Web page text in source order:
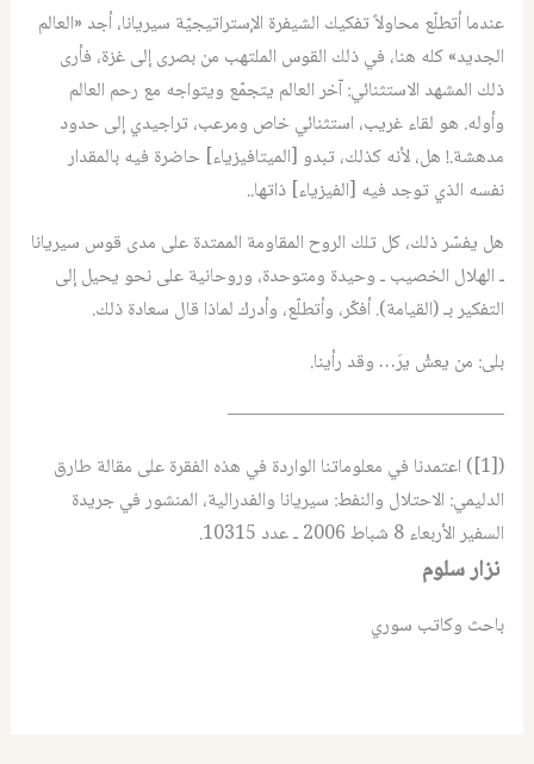
عندما أتطلّع محاولاً تفكيك الشيفرة الإستراتيجيّة سيريانا، أجد «العالم
الجديد» كله هنا، في ذلك القوس الملتهب من بصرى إلى غزة، فأرى
ذلك المشهد الاستثنائي: آخر العالم يتجمّع ويتواجه مع رحم العالم
وأوله. هو لقاء غريب، استثنائي خاص ومرعب، تراجيدي إلى حدود
مدهشة.! هل، لأنه كذلك، تبدو [الميتافيزياء] حاضرة فيه بالمقدار
نفسه الذي توجد فيه [الفيزياء] ذاتها..
هل يفسّر ذلك، كل تلك الروح المقاومة الممتدة على مدى قوس سيريانا
ـ الهلال الخصيب ـ وحيدة ومتوحدة، وروحانية على نحو يحيل إلى
التفكير بـ (القيامة). أفكّر، وأتطلّع، وأدرك لماذا قال سعادة ذلك.
بلى: من يعشْ يرَ… وقد رأينا.
——————————————–
([1]) اعتمدنا في معلوماتنا الواردة في هذه الفقرة على مقالة طارق
الدليمي: الاحتلال والنفط: سيريانا والفدرالية، المنشور في جريدة
السفير الأربعاء 8 شباط 2006 ـ عدد 10315.
نزار سلوم
باحث وكاتب سوري